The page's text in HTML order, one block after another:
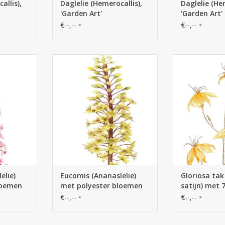
Daglelie (Hemerocallis),
'Garden Art'
€--,-- *
Daglelie
'Garden Art'
€--,-- *
en plastic
cm
130561GR - Eucomis (Ananaslelie)
met polyester bloemen en plastic
bloemknoppen, 90 cm
Eucomis (Ananaslelie)
met polyester bloemen
en plastic
€--,-- *
(fluweel &
& 8 plastic
Gloriosa
satijn) met
8 plastic
€--,-- *